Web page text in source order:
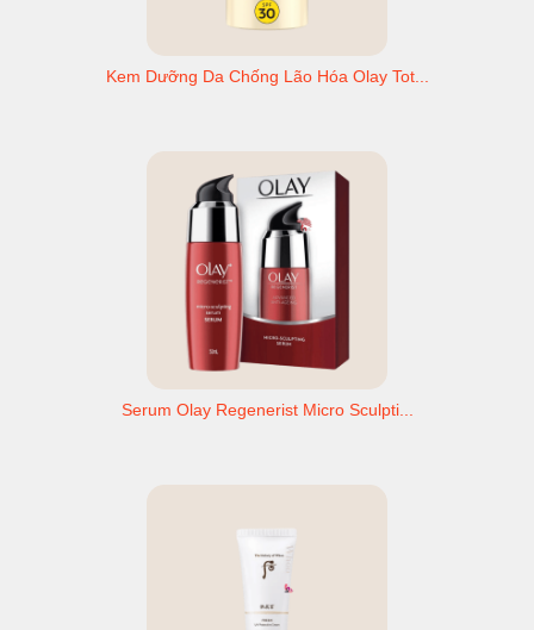
Kem Dưỡng Da Chống Lão Hóa Olay Tot...
Serum Olay Regenerist Micro Sculpti...